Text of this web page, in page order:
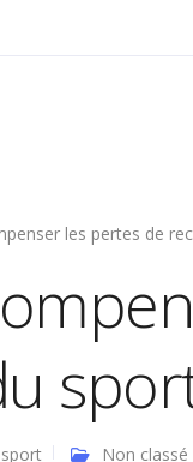
les pertes de
Non classé